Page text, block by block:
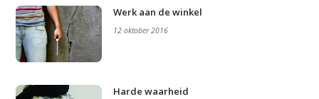
Werk aan de winkel
12 oktober 2016
Harde waarheid